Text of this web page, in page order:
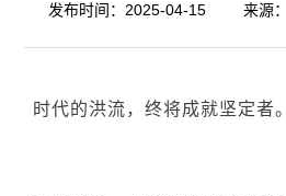
发布时间：2025-04-15 来源：
时代的洪流，终将成就坚定者。